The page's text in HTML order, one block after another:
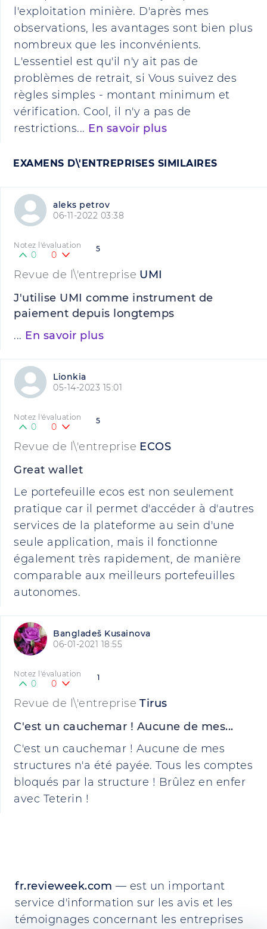
l'exploitation minière. D'après mes
observations, les avantages sont bien plus
nombreux que les inconvénients.
L'essentiel est qu'il n'y ait pas de
problèmes de retrait, si Vous suivez des
règles simples - montant minimum et
vérification. Cool, il n'y a pas de
restrictions... En savoir plus
EXAMENS D\'ENTREPRISES SIMILAIRES
aleks petrov
06-11-2022 03:38
5
Notez l'évaluation
0 0
Revue de l\'entreprise UMI
J'utilise UMI comme instrument de
paiement depuis longtemps
... En savoir plus
Lionkia
05-14-2023 15:01
5
Notez l'évaluation
0 0
Revue de l\'entreprise ECOS
Great wallet
Le portefeuille ecos est non seulement
pratique car il permet d'accéder à d'autres
services de la plateforme au sein d'une
seule application, mais il fonctionne
également très rapidement, de manière
comparable aux meilleurs portefeuilles
autonomes.
Bangladeš Kusainova
06-01-2021 18:55
1
Notez l'évaluation
0 0
Revue de l\'entreprise Tirus
C'est un cauchemar ! Aucune de mes...
C'est un cauchemar ! Aucune de mes
structures n'a été payée. Tous les comptes
bloqués par la structure ! Brûlez en enfer
avec Teterin !
fr.revieweek.com — est un important
service d'information sur les avis et les
témoignages concernant les entreprises